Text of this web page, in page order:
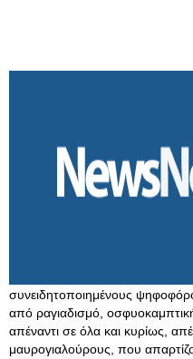
συνειδητοποιημένους
από ραγιαδισμό,
απέναντι σε όλα και κυρίως,
μαυρογιαλούρους, που